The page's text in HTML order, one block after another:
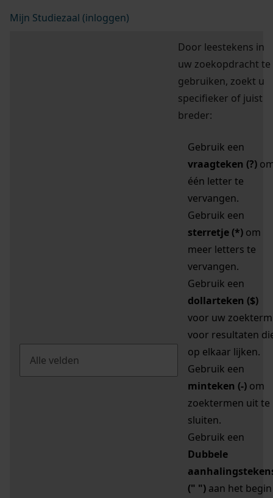
Mijn Studiezaal (inloggen)
Door leestekens in
uw zoekopdracht te
gebruiken, zoekt u
specifieker of juist
breder:
Gebruik een
vraagteken (?)
één letter te
vervangen.
Gebruik een
sterretje (*) om
meer letters te
vervangen.
Gebruik een
dollarteken ($)
voor uw zoekterm
voor resultaten
op elkaar lijken.
Gebruik een
minteken (-) om
zoektermen uit te
sluiten.
Gebruik een
Dubbele
(" ") aan het begin